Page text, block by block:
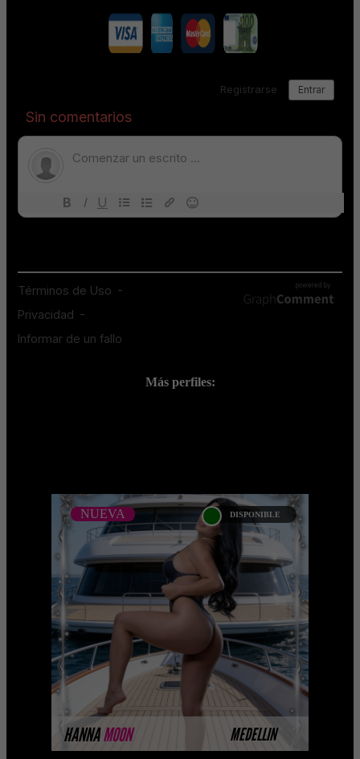
Más perfiles:
HANNAMOON MEDELLIN
NUEVA DISPONIBLE
HANNA MOON -
CATALOGO PLATINO
NUEVA
Platinum Esta modelo pertenece a
nuestro Catálogo Privado Platinum.
Selección privada de modelos con un
nivel de belleza y perform ...
MÁS INFORMACIÓN